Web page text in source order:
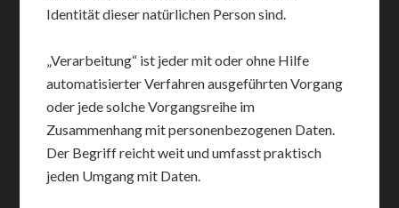
Identität dieser natürlichen Person sind.
„Verarbeitung“ ist jeder mit oder ohne Hilfe
automatisierter Verfahren ausgeführten Vorgang
oder jede solche Vorgangsreihe im
Zusammenhang mit personenbezogenen Daten.
Der Begriff reicht weit und umfasst praktisch
jeden Umgang mit Daten.